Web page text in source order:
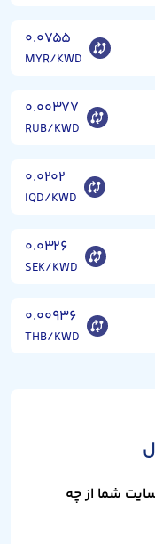
۰.۰۷۵۵
MYR/KWD
۰.۰۰۳۷۷
RUB/KWD
۰.۰۲۰۲
IQD/KWD
۰.۰۳۲۶
SEK/KWD
۰.۰۰۹۳۶
THB/KWD
شما از چه